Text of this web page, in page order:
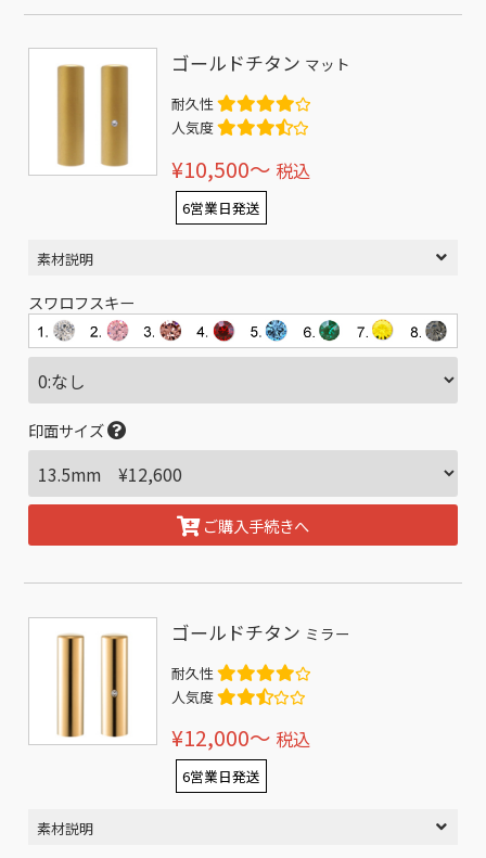
ゴールドチタン マット
耐久性
人気度
¥10,500〜 税込
6営業日発送
素材説明
スワロフスキー
印面サイズ
ご購入手続きへ
ゴールドチタン ミラー
耐久性
人気度
¥12,000〜 税込
6営業日発送
素材説明